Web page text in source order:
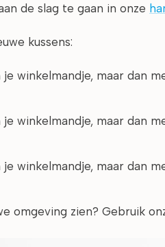
de slag te gaan in onze
kussens:
winkelmandje, maar dan
winkelmandje, maar dan
winkelmandje, maar dan
omgeving zien? Gebruik